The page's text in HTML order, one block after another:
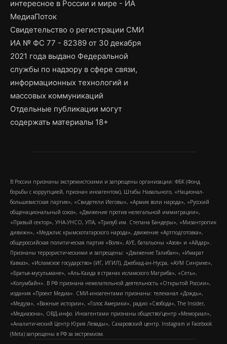
интересное в России и мире - ИА
МедиаПоток
Свидетельство о регистрации СМИ
ИА № ФС 77 - 82389 от 30 декабря
2021 года выдано Федеральной
службы по надзору в сфере связи,
информационных технологий и
массовых коммуникаций
Отдельные публикации могут
содержать материалы 18+
В России признаны экстремистскими и запрещены организации: ФБК (Фонд
борьбы с коррупцией, признан иноагентом), Штабы Навального, «Национал-
большевистская партия», «Свидетели Иеговы», «Армия воли народа», «Русский
общенациональный союз», «Движение против нелегальной иммиграции»,
«Правый сектор», УНА-УНСО, УПА, «Тризуб им. Степана Бандеры», «Мизантропик
дивижн», «Меджлис крымскотатарского народа», движение «Артподготовка»,
общероссийская политическая партия «Воля», АУЕ, батальоны «Азов» и «Айдар».
Признаны террористическими и запрещены: «Движение Талибан», «Имарат
Кавказ», «Исламское государство» (ИГ, ИГИЛ), Джебхад-ан-Нусра, «АУМ Синрике»,
«Братья-мусульмане», «Аль-Каида в странах исламского Магриба», «Сеть»,
«Колумбайн». В РФ признана нежелательной деятельность «Открытой России»,
издания «Проект Медиа». СМИ-иноагентами признаны: телеканал «Дождь»,
«Медуза», «Важные истории», «Голос Америки», радио «Свобода», The Insider,
«Медиазона», ОВД-инфо. Иноагентами признаны общество/центр «Мемориал»,
«Аналитический Центр Юрия Левады», Сахаровский центр. Instagram и Facebook
(Metа) запрещены в РФ за экстремизм.